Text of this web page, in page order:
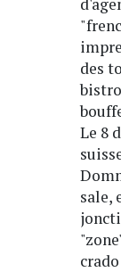
des
Le 8
sale,